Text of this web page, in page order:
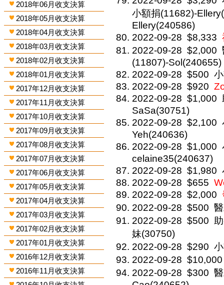
2018年06月收支決算
2018年05月收支決算
2018年04月收支決算
2018年03月收支決算
2018年02月收支決算
2018年01月收支決算
2017年12月收支決算
2017年11月收支決算
2017年10月收支決算
2017年09月收支決算
2017年08月收支決算
2017年07月收支決算
2017年06月收支決算
2017年05月收支決算
2017年04月收支決算
2017年03月收支決算
2017年02月收支決算
2017年01月收支決算
2016年12月收支決算
2016年11月收支決算
小額捐(11682)-
Ellery(240586)
2022-09-28 $8,333
2022-09-28 $2,000
(11807)-Sol(240655)
2022-09-28 $500
2022-09-28 $920
2022-09-28 $1,000
SaSa(30751)
2022-09-28 $2,100
Yeh(240636)
2022-09-28 $1,000
celaine35(240637)
2022-09-28 $1,980
2022-09-28 $655
2022-09-28 $2,000
2022-09-28 $500
2022-09-28 $500
妹(30750)
2022-09-28 $290
2022-09-28 $10,000
2022-09-28 $300